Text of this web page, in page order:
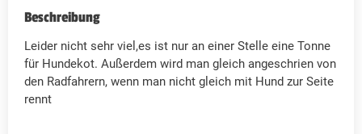
Beschreibung
Leider nicht sehr viel,es ist nur an einer Stelle eine Tonne
für Hundekot. Außerdem wird man gleich angeschrien von
den Radfahrern, wenn man nicht gleich mit Hund zur Seite
rennt